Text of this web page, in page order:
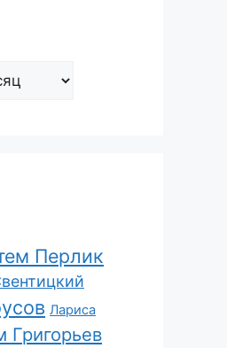
Перлик
Лариса
Григорьев